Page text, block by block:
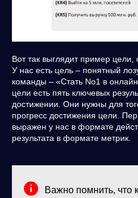
Вот так выглядит пример
У нас есть цель – понятный
команды – «Стать No1 в
цели есть пять ключевых
достижении. Они нужны для
прогресс достижения цели.
выражен у нас в формате
результата в формате метрик.
Важно помнить, что